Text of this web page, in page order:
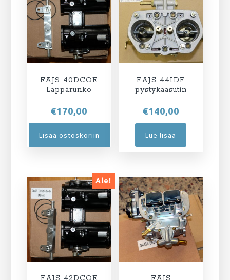
FAJS 40DCOE
Läppärunko
€170,00
Lisää ostoskoriin
FAJS 44IDF
pystykaasutin
€140,00
Lue lisää
Ale!